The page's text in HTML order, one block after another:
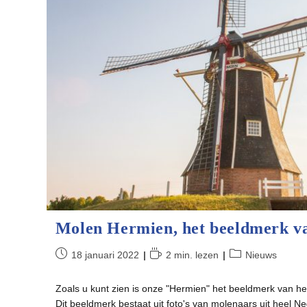
Molen Hermien, het beeldmerk
Bericht18 januari 2022 Leestijd:2 min. lezen Berichtcategorie:
Nieuws
Zoals u kunt zien is onze "Hermien" het beeldmerk van
Dit beeldmerk bestaat uit foto's van molenaars uit heel